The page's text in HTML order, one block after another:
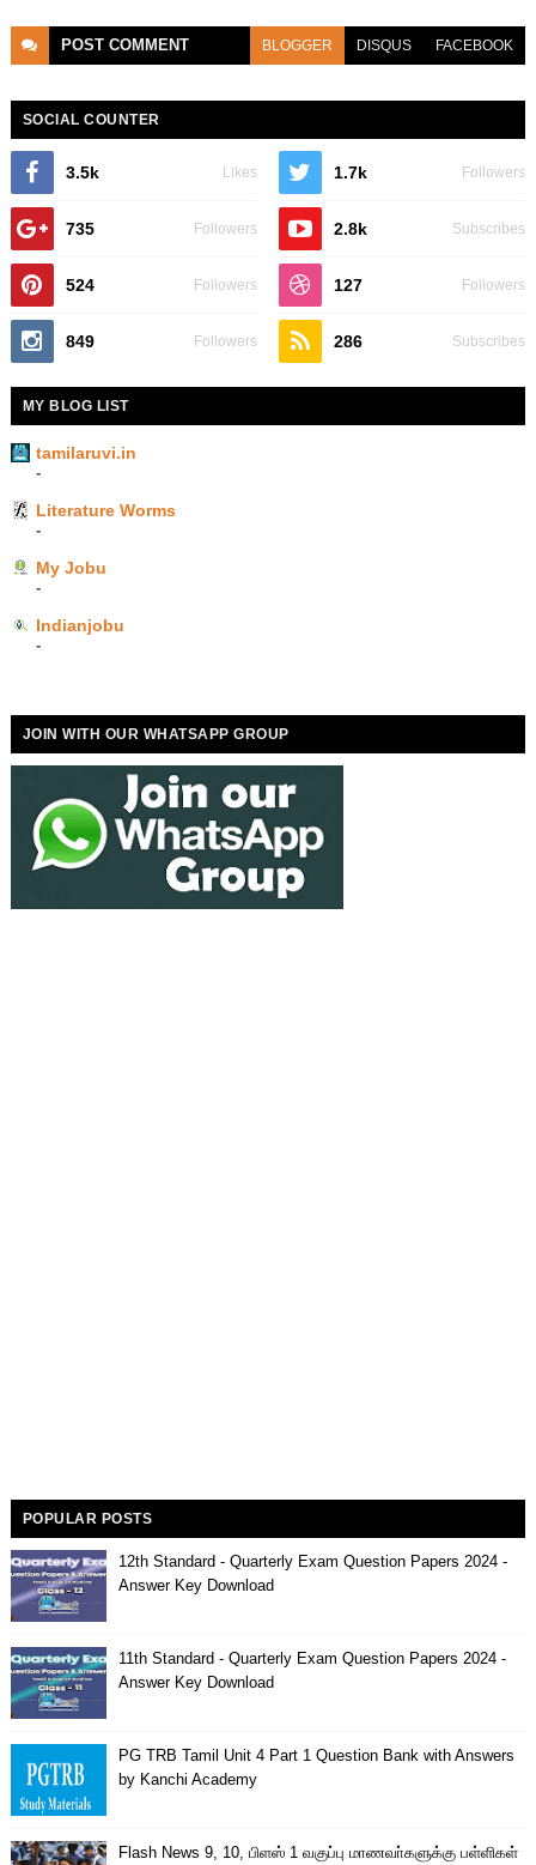
POST COMMENT BLOGGER DISQUS FACEBOOK
SOCIAL COUNTER
3.5k Likes 1.7k Followers
735 Followers 2.8k Subscribes
524 Followers 127 Followers
849 Followers 286 Subscribes
MY BLOG LIST
tamilaruvi.in
-
Literature Worms
-
My Jobu
-
Indianjobu
-
JOIN WITH OUR WHATSAPP GROUP
POPULAR POSTS
12th Standard - Quarterly Exam Question Papers 2024 -
Answer Key Download
11th Standard - Quarterly Exam Question Papers 2024 -
Answer Key Download
PG TRB Tamil Unit 4 Part 1 Question Bank with Answers
by Kanchi Academy
Flash News 9, 10, பிளஸ் 1 வகுப்பு மாணவா்களுக்கு பள்ளிகள்